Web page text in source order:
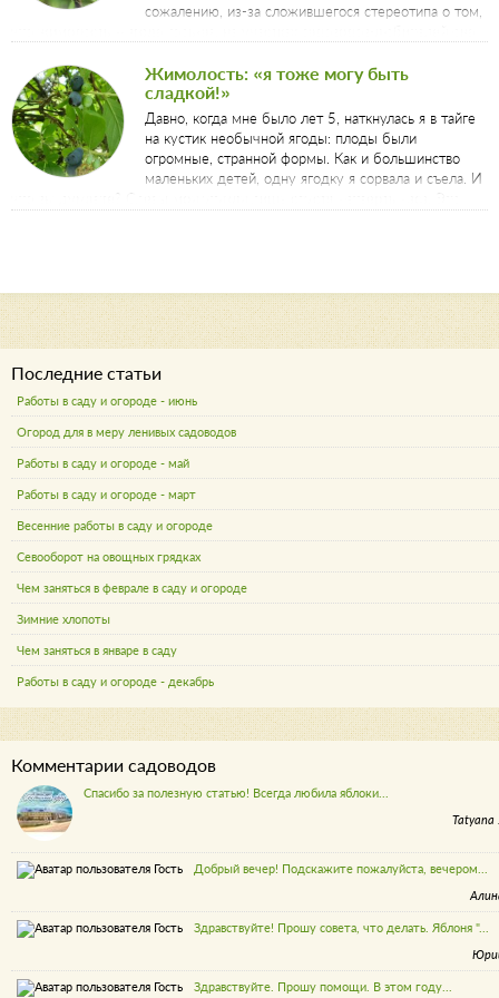
сожалению, из-за сложившегося стереотипа о том,
жимолостью совсем недавно и еще не знает, как и когда происходит
посадка жимолости, я приготовила несколько важных и полезных
советов.
Жимолость: «я тоже могу быть
сладкой!»
Давно, когда мне было лет 5, наткнулась я в тайге
на кустик необычной ягоды: плоды были
огромные, странной формы. Как и большинство
маленьких детей, одну ягодку я сорвала и съела. И
Последние статьи
Работы в саду и огороде - июнь
Огород для в меру ленивых садоводов
Работы в саду и огороде - май
Работы в саду и огороде - март
Весенние работы в саду и огороде
Севооборот на овощных грядках
Чем заняться в феврале в саду и огороде
Зимние хлопоты
Чем заняться в январе в саду
Работы в саду и огороде - декабрь
Комментарии садоводов
Спасибо за полезную статью! Всегда любила яблоки...
Tatyana
Добрый вечер! Подскажите пожалуйста, вечером...
Здравствуйте! Прошу совета, что делать. Яблоня "...
Здравствуйте. Прошу помощи. В этом году...